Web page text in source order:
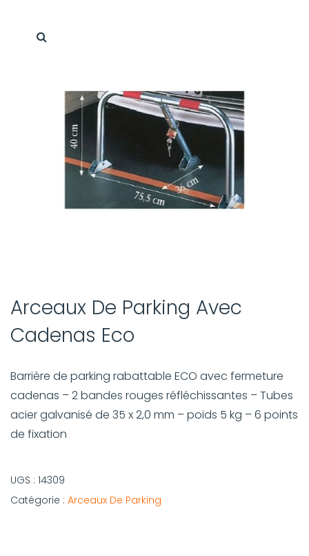
Arceaux De Parking Avec
Cadenas Eco
Barrière de parking rabattable ECO avec fermeture
cadenas – 2 bandes rouges réfléchissantes – Tubes
acier galvanisé de 35 x 2,0 mm – poids 5 kg – 6 points
de fixation
UGS : 14309
Catégorie : Arceaux De Parking